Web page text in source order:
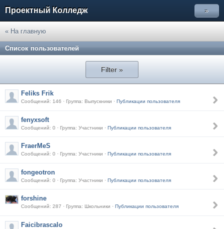
Проектный Колледж »
« На главную
Список пользователей
Filter »
Feliks Frik
Сообщений: 146 · Группа: Выпускники · Публикации пользователя
fenyxsoft
Сообщений: 0 · Группа: Участники · Публикации пользователя
FraerMeS
Сообщений: 0 · Группа: Участники · Публикации пользователя
fongeotron
Сообщений: 0 · Группа: Участники · Публикации пользователя
forshine
Сообщений: 287 · Группа: Школьники · Публикации пользователя
Faicibrascalo